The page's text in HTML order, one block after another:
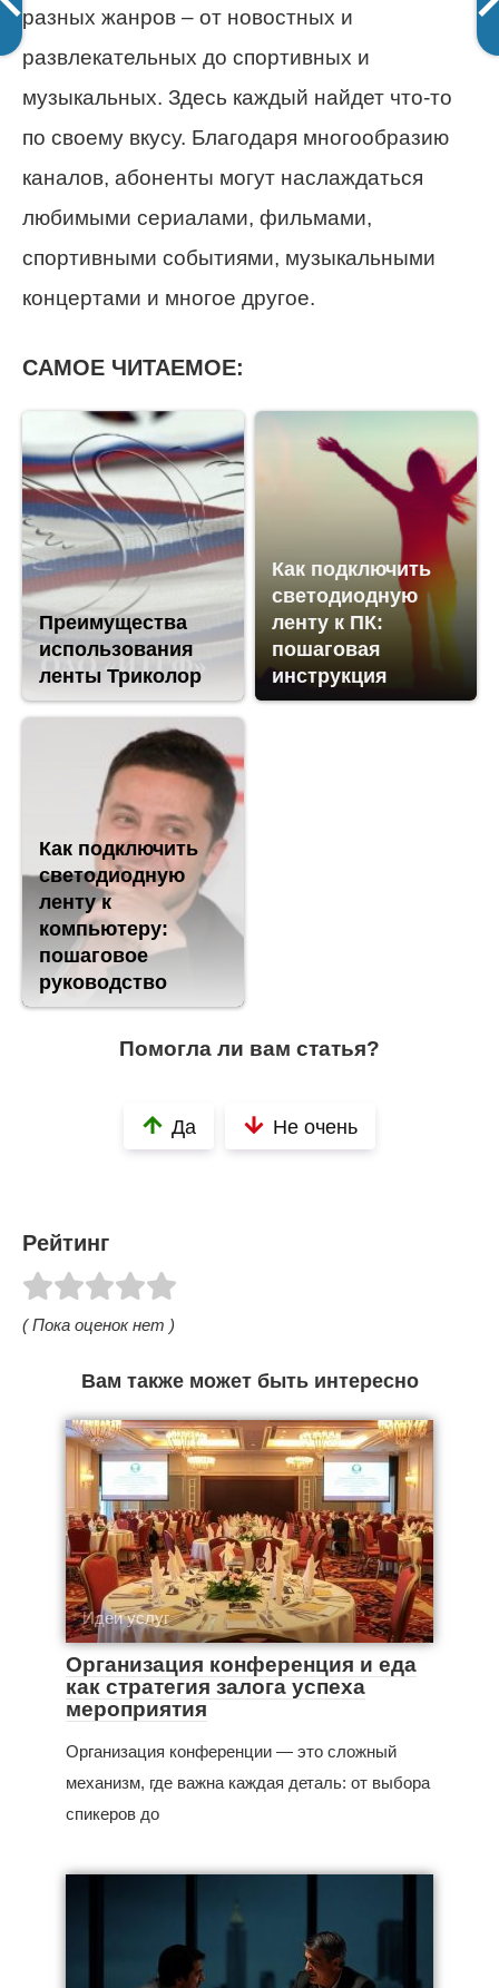
разных жанров – от новостных и
развлекательных до спортивных и
музыкальных. Здесь каждый найдет что-то
по своему вкусу. Благодаря многообразию
каналов, абоненты могут наслаждаться
любимыми сериалами, фильмами,
спортивными событиями, музыкальными
концертами и многое другое.
САМОЕ ЧИТАЕМОЕ:
Преимущества
использования
ленты Триколор
Как подключить
светодиодную
ленту к ПК:
пошаговая
инструкция
Как подключить
светодиодную
ленту к
компьютеру:
пошаговое
руководство
Помогла ли вам статья?
Да Не очень
Рейтинг
( Пока оценок нет )
Вам также может быть интересно
Идеи услуг
Организация конференция и еда
как стратегия залога успеха
мероприятия
Организация конференции — это сложный
механизм, где важна каждая деталь: от выбора
спикеров до